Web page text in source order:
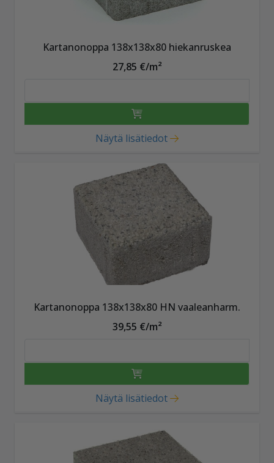
Kartanonoppa 138x138x80 hiekanruskea
27,85 €/m²
Näytä lisätiedot
Kartanonoppa 138x138x80 HN vaaleanharm.
39,55 €/m²
Näytä lisätiedot